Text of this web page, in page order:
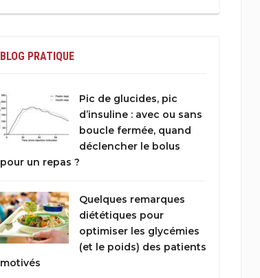
BLOG PRATIQUE
Pic de glucides, pic
d’insuline : avec ou sans
boucle fermée, quand
déclencher le bolus
pour un repas ?
Quelques remarques
diététiques pour
optimiser les glycémies
(et le poids) des patients
motivés